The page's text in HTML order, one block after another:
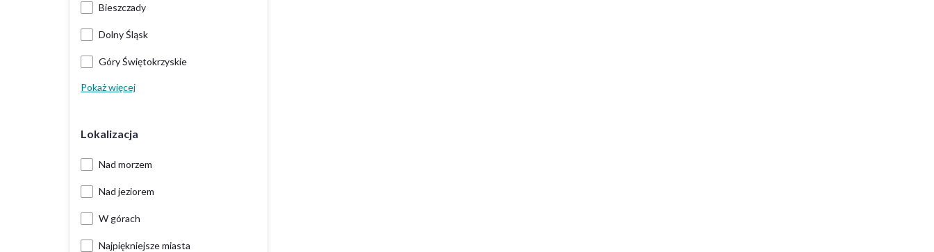
Bieszczady
Dolny Śląsk
Góry Świętokrzyskie
Pokaż więcej
Lokalizacja
Nad morzem
Nad jeziorem
W górach
Najpiękniejsze miasta